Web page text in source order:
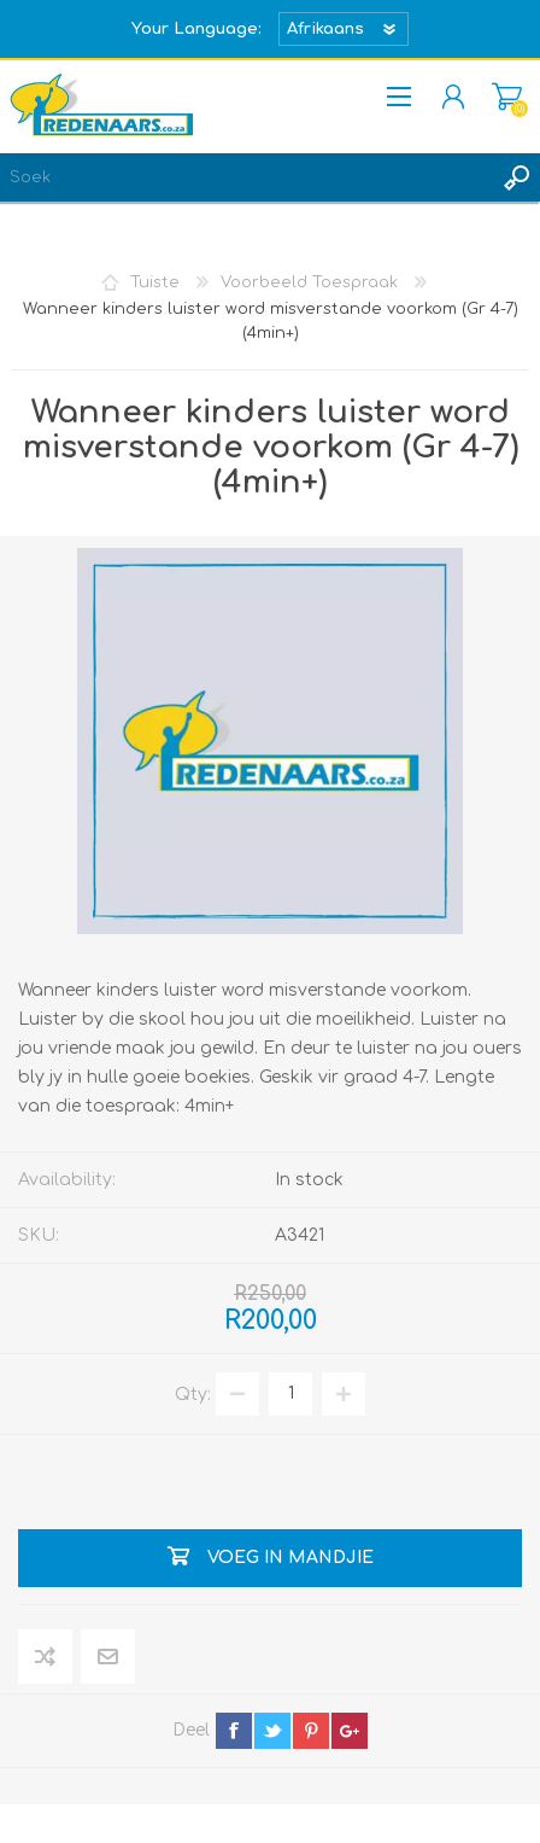
Your Language:
REGISTREER
(0)
Tuiste
Voorbeeld Toespraak
Wanneer kinders luister word misverstande voorkom (Gr 4-7)
(4min+)
Wanneer kinders luister word
misverstande voorkom (Gr 4-7)
(4min+)
Wanneer kinders luister word misverstande voorkom.
Luister by die skool hou jou uit die moeilikheid. Luister na
jou vriende maak jou gewild. En deur te luister na jou ouers
bly jy in hulle goeie boekies. Geskik vir graad 4-7. Lengte
van die toespraak: 4min+
Availability: In stock
SKU: A3421
R250,00
R200,00
Qty:
VOEG IN MANDJIE
Deel